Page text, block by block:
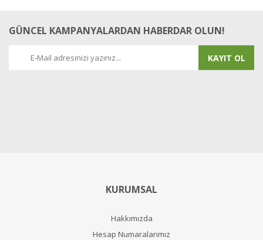
GÜNCEL KAMPANYALARDAN HABERDAR OLUN!
KAYIT OL
KURUMSAL
Hakkımızda
Hesap Numaralarımız